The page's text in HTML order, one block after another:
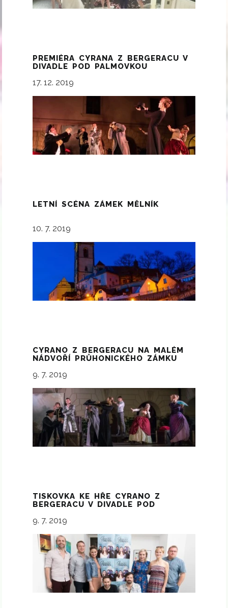
PREMIÉRA CYRANA Z BERGERACU V
DIVADLE POD PALMOVKOU
17. 12. 2019
LETNÍ SCÉNA ZÁMEK MĚLNÍK
10. 7. 2019
CYRANO Z BERGERACU NA MALÉM
NÁDVOŘÍ PRŮHONICKÉHO ZÁMKU
9. 7. 2019
TISKOVKA KE HŘE CYRANO Z
BERGERACU V DIVADLE POD
9. 7. 2019